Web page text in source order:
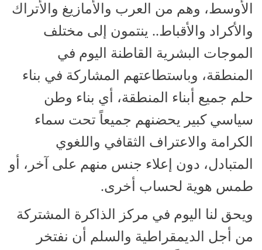
الأوسط، وهم من العرب والأمازيغ والأتراك
والأكراد والأقباط.. ينتمون إلى مختلف
الموجات البشرية القاطنة اليوم في
المنطقة، وباستطاعتهم المشاركة في بناء
حلم جميع أبناء المنطقة، أي بناء وطن
سياسي كبير يحضنهم جميعاً تحت سماء
الكرامة والاعتراف الثقافي واللغوي
المتبادل، دون إعلاء جنس منهم على آخر، أو
طمس هوية لحساب أخرى.
ويحق لنا اليوم في مركز الذاكرة المشتركة
من أجل الديمقراطية والسلم أن نفتخر